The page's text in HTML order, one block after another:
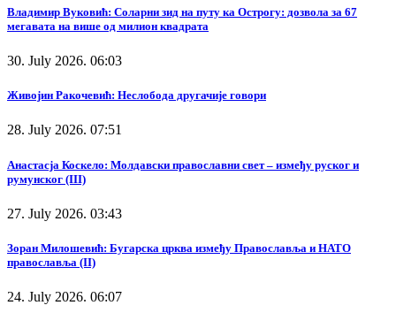
Владимир Вуковић: Соларни зид на путу ка Острогу: дозвола за 67
мегавата на више од милион квадрата
30. July 2026. 06:03
Живојин Ракочевић: Неслобода другачије говори
28. July 2026. 07:51
Анастасја Коскело: Молдавски православни свет – између руског и
румунског (III)
27. July 2026. 03:43
Зоран Милошевић: Бугарска црква између Православља и НАТО
православља (II)
24. July 2026. 06:07